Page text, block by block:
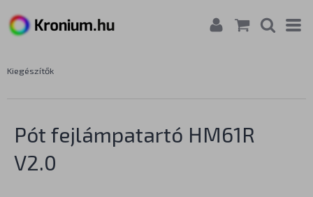
Kiegészítők
Pót fejlámpatartó HM61R
V2.0